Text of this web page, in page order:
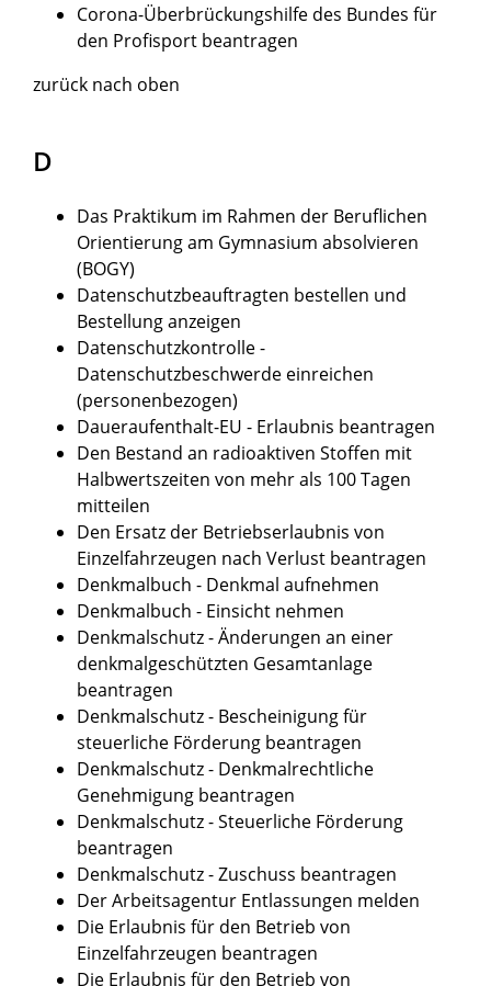
Corona-Überbrückungshilfe des Bundes für
den Profisport beantragen
zurück nach oben
D
Das Praktikum im Rahmen der Beruflichen
Orientierung am Gymnasium absolvieren
(BOGY)
Datenschutzbeauftragten bestellen und
Bestellung anzeigen
Datenschutzkontrolle -
Datenschutzbeschwerde einreichen
(personenbezogen)
Daueraufenthalt-EU - Erlaubnis beantragen
Den Bestand an radioaktiven Stoffen mit
Halbwertszeiten von mehr als 100 Tagen
mitteilen
Den Ersatz der Betriebserlaubnis von
Einzelfahrzeugen nach Verlust beantragen
Denkmalbuch - Denkmal aufnehmen
Denkmalbuch - Einsicht nehmen
Denkmalschutz - Änderungen an einer
denkmalgeschützten Gesamtanlage
beantragen
Denkmalschutz - Bescheinigung für
steuerliche Förderung beantragen
Denkmalschutz - Denkmalrechtliche
Genehmigung beantragen
Denkmalschutz - Steuerliche Förderung
beantragen
Denkmalschutz - Zuschuss beantragen
Der Arbeitsagentur Entlassungen melden
Die Erlaubnis für den Betrieb von
Einzelfahrzeugen beantragen
Die Erlaubnis für den Betrieb von